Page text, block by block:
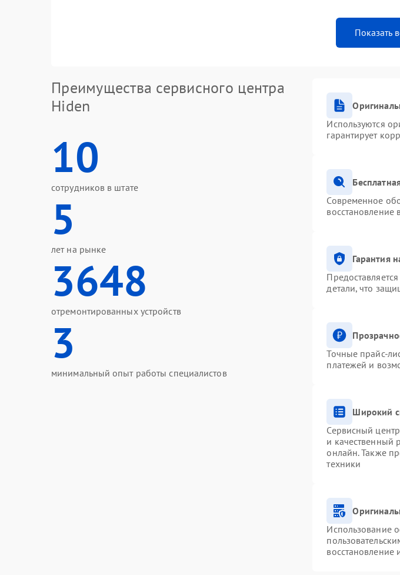
Показать
Преимущества сервисного центра
Hiden
10
сотрудников в штате
5
лет на рынке
3648
отремонтированных устройств
3
минимальный опыт работы специалистов
Используются
гарантирует
Современное
восстановление
Гарантия
детали, что
Точные прайс-
платежей и
Широкий
Сервисный
и качественный
онлайн. Также
техники
Использование